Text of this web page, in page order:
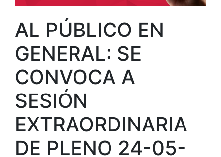
AL PÚBLICO EN
GENERAL: SE
CONVOCA A
SESIÓN
EXTRAORDINARIA
DE PLENO 24-05-